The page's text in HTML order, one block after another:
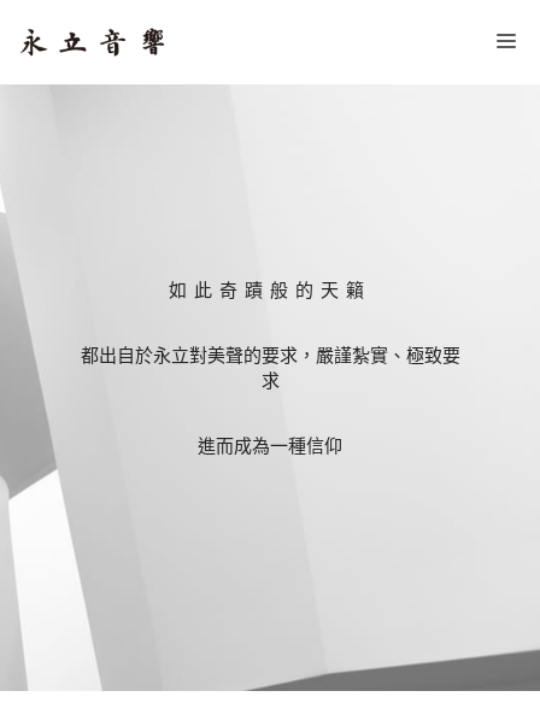
主
容
如此奇蹟般的天籟
都出自於永立對美聲的要求，嚴謹紮實、極致要
求
進而成為一種信仰